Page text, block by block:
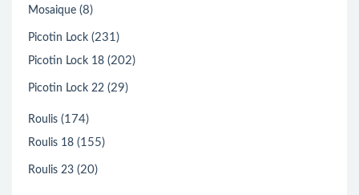
Mosaique (8)
Picotin Lock (231)
Picotin Lock 18 (202)
Picotin Lock 22 (29)
Roulis (174)
Roulis 18 (155)
Roulis 23 (20)